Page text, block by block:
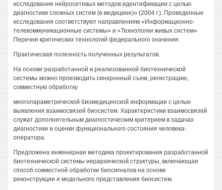
исследование нейросетевых методов идентификации с целью
диагностики сложных систем (в медицине)» (2004 г.). Проведенные
исследования соответствуют направлениям «Информационно-
телекоммуникационные системы» и «Технологии живых систем»
Перечня критических технологий федерального значения.
Практическая полезность полученных результатов.
На основе разработанной и реализованной биотехнической
системы можно производить синхронный съем, регистрацию,
совместную обработку
многопараметрической биомедицинской информации с целью
выявления взаимосвязей биосистем. Характеристики взаимосвязей
служат дополнительным диагностическим критерием в задачах
диагностики и оценки функционального состояния человека-
оператора.
Предложена инженерная методика проектирования разработанной
биотехнической системы иерархической структуры, включающая
способ совместной обработки биосигналов на основе
реконструкции и модельного представления биосистем.